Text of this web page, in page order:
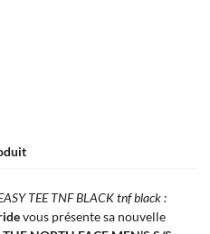
TEE TNF BLACK tnf black :
vous présente sa nouvelle